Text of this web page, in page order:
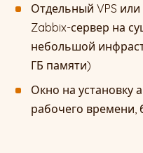
Отдельный VPS
Zabbix-сервер на
небольшой
ГБ памяти)
Окно на установку
рабочего времени,